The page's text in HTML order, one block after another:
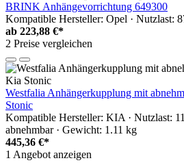
BRINK Anhängevorrichtung 649300
Kompatible Hersteller: Opel · Nutzlast:
ab 223,88 €*
2 Preise vergleichen
Westfalia Anhängerkupplung mit
Stonic
Kompatible Hersteller: KIA · Nutzlast:
abnehmbar · Gewicht: 1.11 kg
445,36 €*
1 Angebot anzeigen